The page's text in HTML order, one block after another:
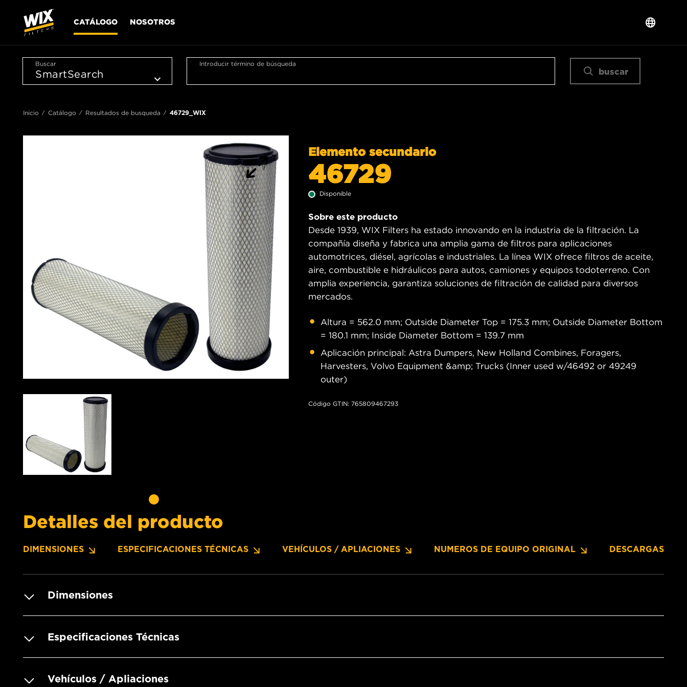
CATÁLOGO NOSOTROS
Buscar Introducir término de búsqueda
buscar
Inicio Catálogo Resultados de busqueda 46729_WIX
Elemento secundario
46729
Disponible
Sobre este producto
Desde 1939, WIX Filters ha estado innovando en la industria de la filtración. La
compañía diseña y fabrica una amplia gama de filtros para aplicaciones
automotrices, diésel, agrícolas e industriales. La línea WIX ofrece filtros de aceite,
aire, combustible e hidráulicos para autos, camiones y equipos todoterreno. Con
amplia experiencia, garantiza soluciones de filtración de calidad para diversos
mercados.
Altura = 562.0 mm; Outside Diameter Top = 175.3 mm; Outside Diameter Bottom
= 180.1 mm; Inside Diameter Bottom = 139.7 mm
Aplicación principal: Astra Dumpers, New Holland Combines, Foragers,
Harvesters, Volvo Equipment &amp; Trucks (Inner used w/46492 or 49249
outer)
Código GTIN: 765809467293
Detalles del producto
DIMENSIONES ESPECIFICACIONES TÉCNICAS VEHÍCULOS / APLIACIONES NUMEROS DE EQUIPO ORIGINAL DESCARGAS
Dimensiones
Especificaciones Técnicas
Vehículos / Apliaciones